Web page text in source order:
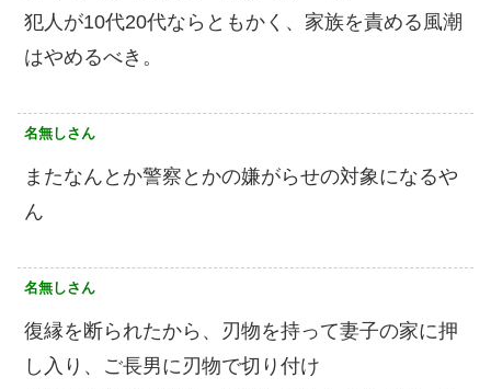
犯人が10代20代ならともかく、家族を責める風潮
はやめるべき。
名無しさん
またなんとか警察とかの嫌がらせの対象になるや
ん
名無しさん
復縁を断られたから、刃物を持って妻子の家に押
し入り、ご長男に刃物で切り付け